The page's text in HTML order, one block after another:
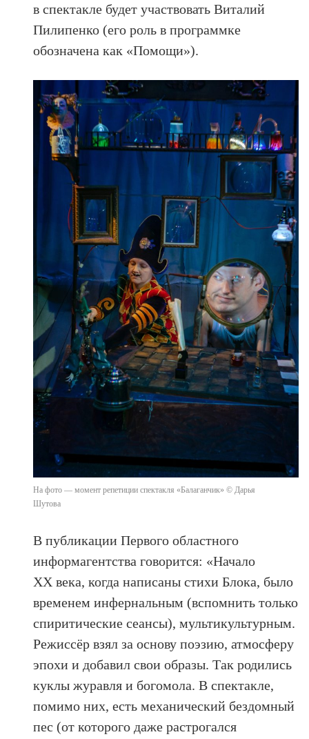
в спектакле будет участвовать Виталий
Пилипенко (его роль в программке
обозначена как «Помощи»).
На фото — момент репетиции спектакля «Балаганчик» © Дарья
Шутова
В публикации Первого областного
информагентства говорится: «Начало
XX века, когда написаны стихи Блока, было
временем инфернальным (вспомнить только
спиритические сеансы), мультикультурным.
Режиссёр взял за основу поэзию, атмосферу
эпохи и добавил свои образы. Так родились
куклы журавля и богомола. В спектакле,
помимо них, есть механический бездомный
пес (от которого даже растрогался